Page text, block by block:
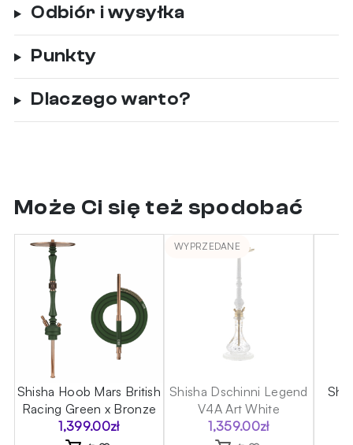
Odbiór i wysyłka
Punkty
Dlaczego warto?
Może Ci się też spodobać
Shisha Hoob Mars British
Racing Green x Bronze
1,399.00zł
WYPRZEDANE
Shisha Dschinni Legend
V4A Art White
1,359.00zł